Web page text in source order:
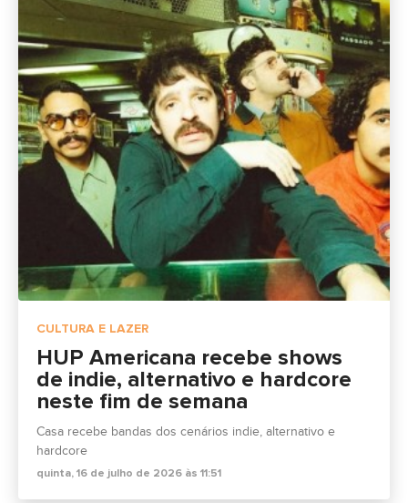
CULTURA E LAZER
HUP Americana recebe shows
de indie, alternativo e hardcore
neste fim de semana
Casa recebe bandas dos cenários indie, alternativo e
hardcore
quinta, 16 de julho de 2026 às 11:51